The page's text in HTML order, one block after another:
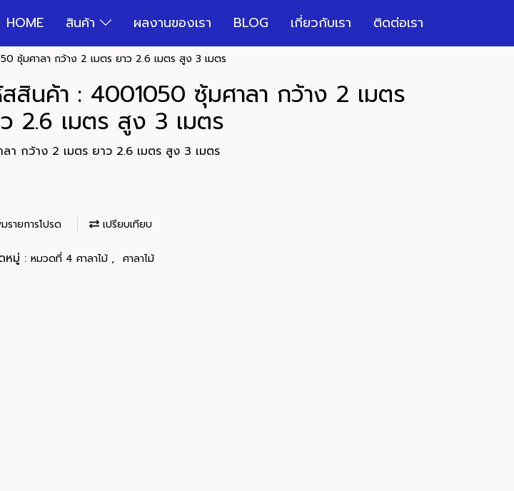
HOME สินค้า ผลงานของเรา BLOG เกี่ยวกับเรา ติดต่อเรา
ซุ้มศาลา กว้าง 2 เมตร ยาว 2.6 เมตร สูง 3 เมตร
สินค้า : 4001050 ซุ้มศาลา กว้าง 2 เมตร
2.6 เมตร สูง 3 เมตร
ลา กว้าง 2 เมตร ยาว 2.6 เมตร สูง 3 เมตร
รายการโปรด เปรียบเทียบ
หมู่ : หมวดที่ 4 ศาลาไม้ , ศาลาไม้